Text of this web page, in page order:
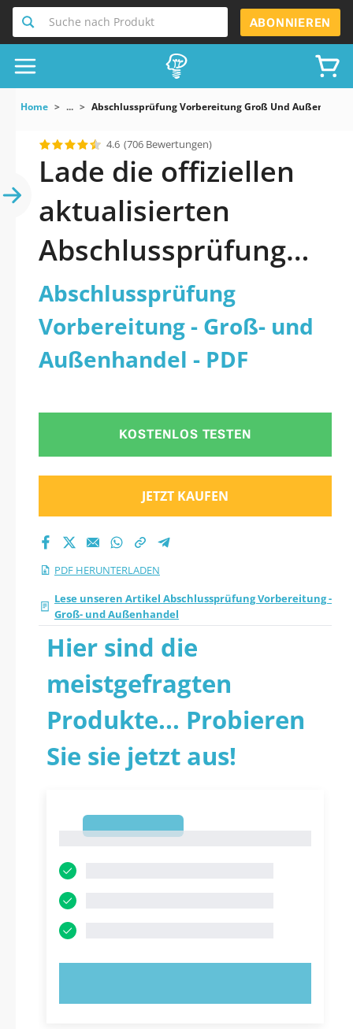
Suche nach Produkt ABONNIEREN
Home ... Abschlussprüfung Vorbereitung Groß Und
4.6 (706 Bewertungen)
Lade die offiziellen
aktualisierten
Abschlussprüfung
Vorbereitung - Groß-
und Außenhandel
Quiz 2026 PDF
herunter
Abschlussprüfung
Vorbereitung - Groß- und
Außenhandel - PDF
KOSTENLOS TESTEN
JETZT KAUFEN
PDF HERUNTERLADEN
Lese unseren Artikel Abschlussprüfung Vorbereitung -
Groß- und Außenhandel
Hier sind die
meistgefragten
Produkte... Probieren
Sie sie jetzt aus!